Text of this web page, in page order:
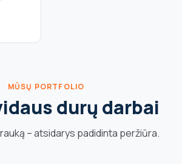
MŪSŲ PORTFOLIO
durų darbai
– atsidarys padidinta peržiūra.